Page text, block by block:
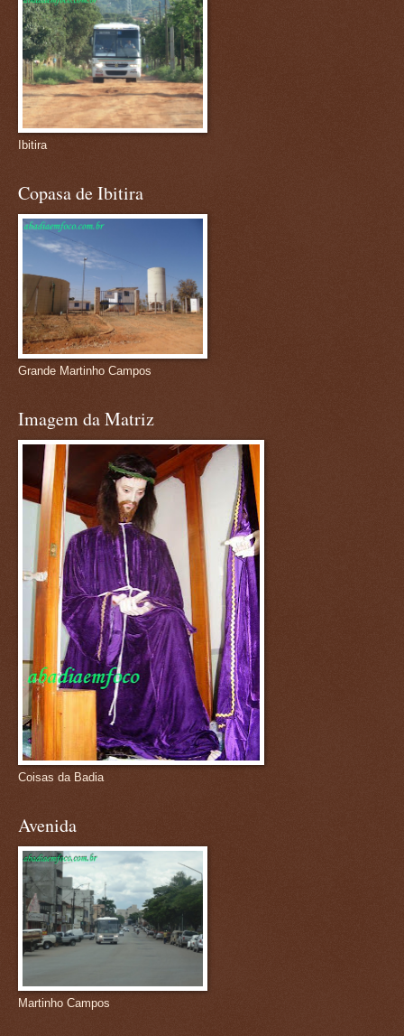
Ibitira
Copasa de Ibitira
Grande Martinho Campos
Imagem da Matriz
Coisas da Badia
Avenida
Martinho Campos